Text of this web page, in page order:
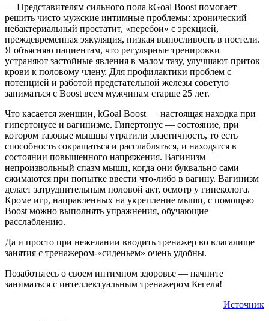
— Представителям сильного пола kGoal Boost помогает
решить чисто мужские интимные проблемы: хронический
небактериальный простатит, «перебои» с эрекцией,
преждевременная эякуляция, низкая выносливость в постели.
Я объясняю пациентам, что регулярные тренировки
устраняют застойные явления в малом тазу, улучшают приток
крови к половому члену. Для профилактики проблем с
потенцией и работой предстательной железы советую
заниматься с Boost всем мужчинам старше 25 лет.
Что касается женщин, kGoal Boost — настоящая находка при
гипертонусе и вагинизме. Гипертонус — состояние, при
котором тазовые мышцы утратили эластичность, то есть
способность сокращаться и расслабляться, и находятся в
состоянии повышенного напряжения. Вагинизм —
непроизвольный спазм мышц, когда они буквально сами
сжимаются при попытке ввести что-либо в вагину. Вагинизм
делает затруднительным половой акт, осмотр у гинеколога.
Кроме игр, направленных на укрепление мышц, с помощью
Boost можно выполнять упражнения, обучающие
расслаблению.
Да и просто при нежелании вводить тренажер во влагалище
занятия с тренажером-«сиденьем» очень удобны.
Позаботьтесь о своем интимном здоровье — начните
заниматься с интеллектуальным тренажером Кегеля!
Источник